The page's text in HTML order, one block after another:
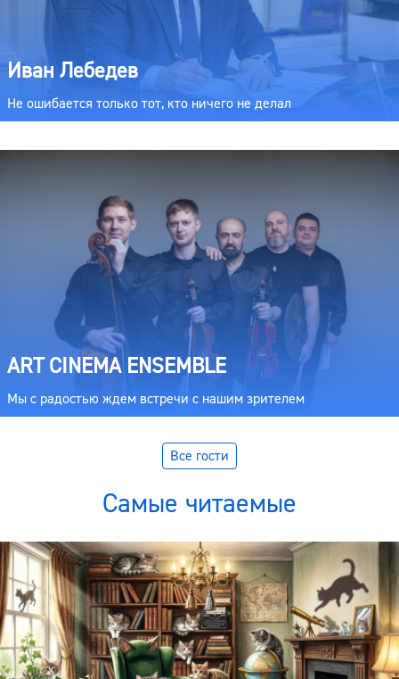
Иван Лебедев
Не ошибается только тот, кто ничего не делал
ART CINEMA ENSEMBLE
Мы с радостью ждем встречи с нашим зрителем
Все гости
Самые читаемые